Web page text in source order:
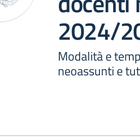
2024/
Modalità e
neoassunti e